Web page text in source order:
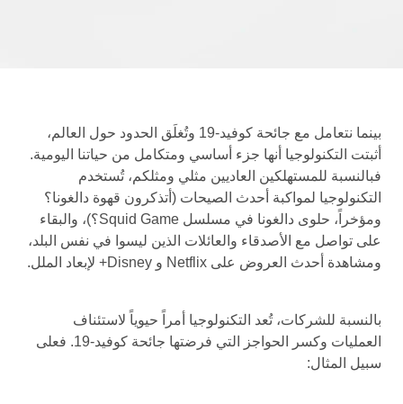
بينما نتعامل مع جائحة كوفيد-19 وتُغلَق الحدود حول العالم،
أثبتت التكنولوجيا أنها جزء أساسي ومتكامل من حياتنا اليومية.
فبالنسبة للمستهلكين العاديين مثلي ومثلكم، تُستخدم
التكنولوجيا لمواكبة أحدث الصيحات (أتذكرون قهوة دالغونا؟
ومؤخراً، حلوى دالغونا في مسلسل Squid Game؟)، والبقاء
على تواصل مع الأصدقاء والعائلات الذين ليسوا في نفس البلد،
ومشاهدة أحدث العروض على Netflix و Disney+ لإبعاد الملل.
بالنسبة للشركات، تُعد التكنولوجيا أمراً حيوياً لاستئناف
العمليات وكسر الحواجز التي فرضتها جائحة كوفيد-19. فعلى
سبيل المثال: